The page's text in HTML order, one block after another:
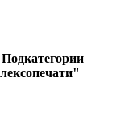
Подкатегории